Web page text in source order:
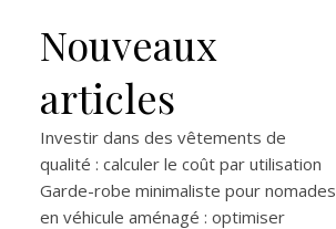
Nouveaux
articles
Investir dans des vêtements de
qualité : calculer le coût par utilisation
Garde-robe minimaliste pour nomades
en véhicule aménagé : optimiser